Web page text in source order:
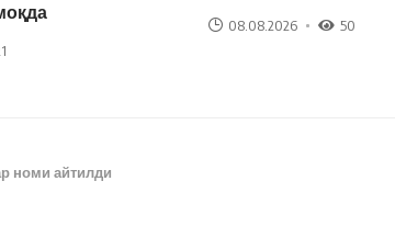
08.08.2026 50
номи айтилди